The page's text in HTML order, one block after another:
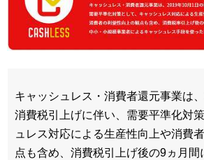
キャッシュレス・消費者還元事業は
消費税引上げに伴い、需要平準化対
ュレス対応による生産性向上や消費
点も含め、消費税引上げ後の9ヵ月間